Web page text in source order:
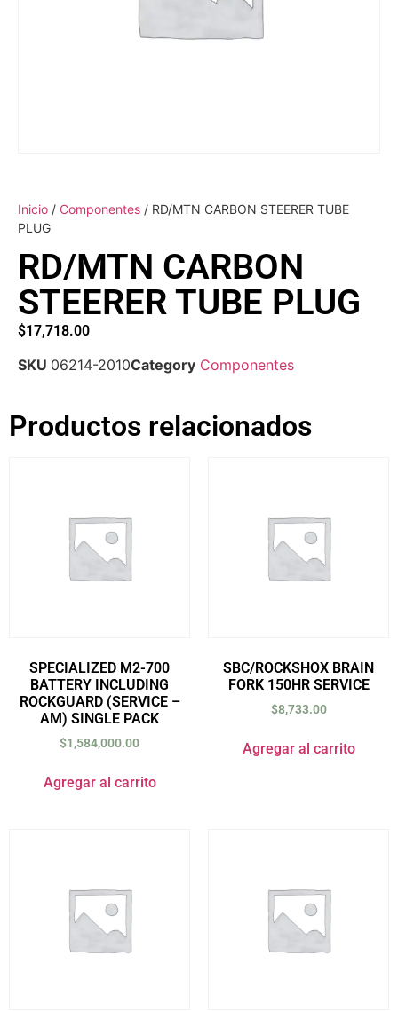
Inicio / Componentes / RD/MTN CARBON STEERER TUBE
PLUG
RD/MTN CARBON
STEERER TUBE PLUG
$17,718.00
SKU 06214-2010Category Componentes
Productos relacionados
SPECIALIZED M2-700
BATTERY INCLUDING
ROCKGUARD (SERVICE –
AM) SINGLE PACK
$1,584,000.00
Agregar al carrito
SBC/ROCKSHOX BRAIN
FORK 150HR SERVICE
$8,733.00
Agregar al carrito